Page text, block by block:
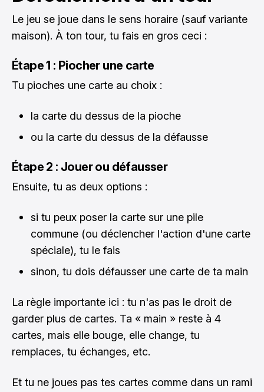
Le jeu se joue dans le sens horaire (sauf variante
maison). À ton tour, tu fais en gros ceci :
Étape 1 : Piocher une carte
Tu pioches une carte au choix :
la carte du dessus de la pioche
ou la carte du dessus de la défausse
Étape 2 : Jouer ou défausser
Ensuite, tu as deux options :
si tu peux poser la carte sur une pile
commune (ou déclencher l'action d'une carte
spéciale), tu le fais
sinon, tu dois défausser une carte de ta main
La règle importante ici : tu n'as pas le droit de
garder plus de cartes. Ta « main » reste à 4
cartes, mais elle bouge, elle change, tu
remplaces, tu échanges, etc.
Et tu ne joues pas tes cartes comme dans un rami